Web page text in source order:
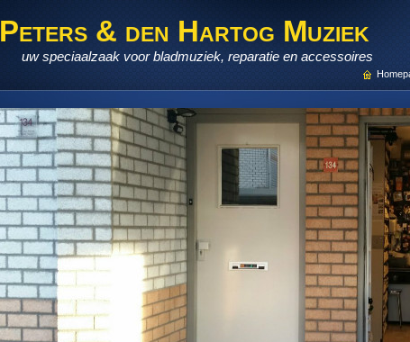
Peters & den Hartog Muziek
uw speciaalzaak voor bladmuziek, reparatie en accessoires